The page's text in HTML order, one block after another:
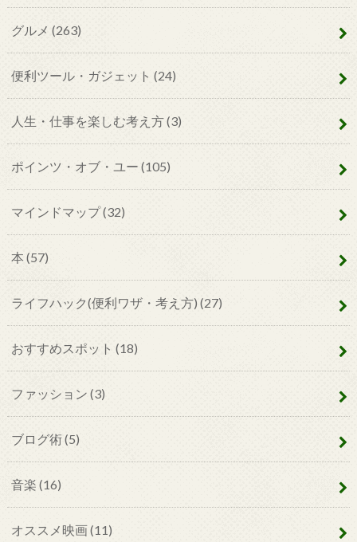
グルメ (263)
便利ツール・ガジェット (24)
人生・仕事を楽しむ考え方(3)
ポインツ・オブ・ユー (105)
マインドマップ(32)
本 (57)
ライフハック(便利ワザ・考え方) (27)
おすすめスポット (18)
ファッション (3)
ブログ術(5)
音楽 (16)
オススメ映画(11)